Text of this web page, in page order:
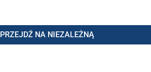
PRZEJDŹ NA NIEZALEŻNĄ